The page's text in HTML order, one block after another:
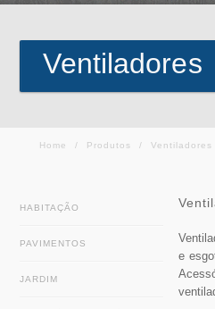
Ventiladores
Home / Produtos / Ventiladores
HABITAÇÃO
PAVIMENTOS
JARDIM
e